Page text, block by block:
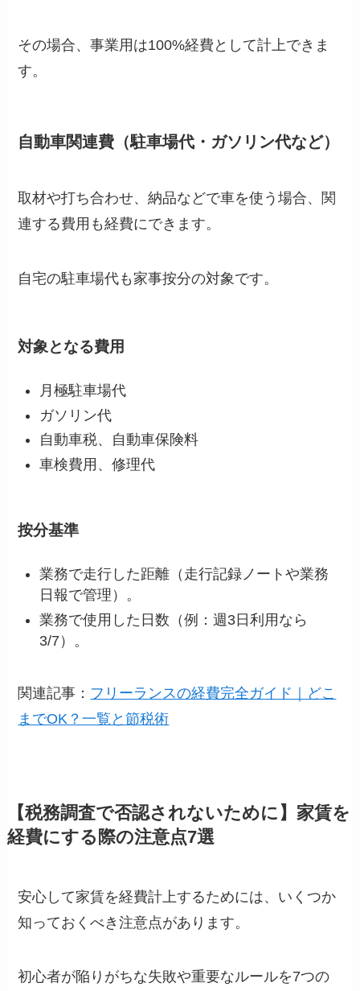
その場合、事業用は100%経費として計上できま
す。
自動車関連費（駐車場代・ガソリン代など）
取材や打ち合わせ、納品などで車を使う場合、関
連する費用も経費にできます。
自宅の駐車場代も家事按分の対象です。
対象となる費用
月極駐車場代
ガソリン代
自動車税、自動車保険料
車検費用、修理代
按分基準
業務で走行した距離（走行記録ノートや業務
日報で管理）。
業務で使用した日数（例：週3日利用なら
3/7）。
関連記事： フリーランスの経費完全ガイド｜どこ
までOK？一覧と節税術
【税務調査で否認されないために】家賃を
経費にする際の注意点7選
安心して家賃を経費計上するためには、いくつか
知っておくべき注意点があります。
初心者が陥りがちな失敗や重要なルールを7つの